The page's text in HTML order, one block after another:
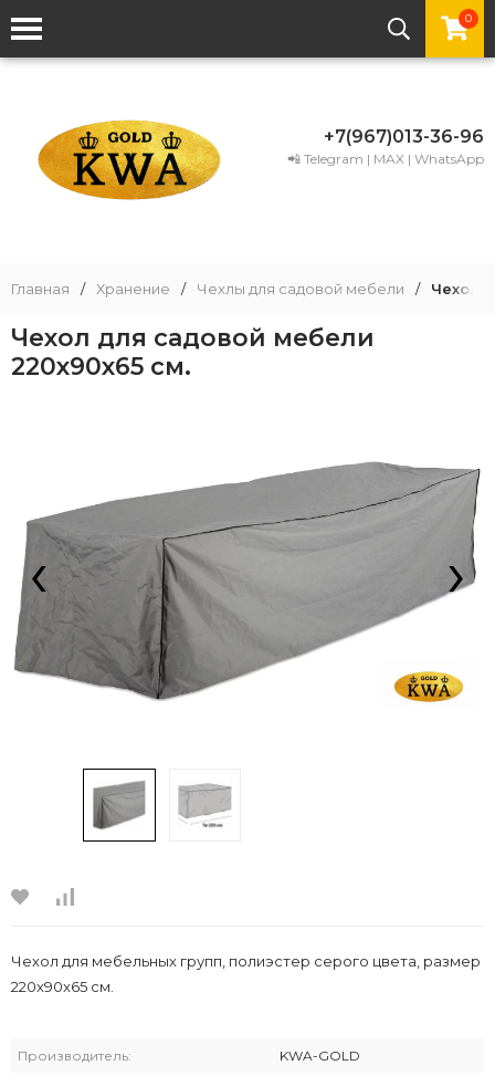
0
+7(967)013-36-96
📲 Telegram | MAX | WhatsApp
Главная / Хранение / Чехлы для садовой мебели / Чехол
Чехол для садовой мебели
220x90x65 см.
‹ ›
Чехол для мебельных групп, полиэстер серого цвета, размер
220x90x65 см.
Производитель: KWA-GOLD